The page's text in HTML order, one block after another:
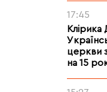
17:45
Клірика
церкви
на 15